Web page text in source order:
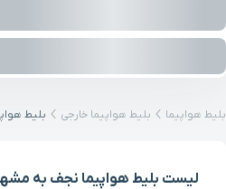
بلیط هواپیما بلیط هواپیما خارجی بلیط
لیست بلیط هواپیما نجف به